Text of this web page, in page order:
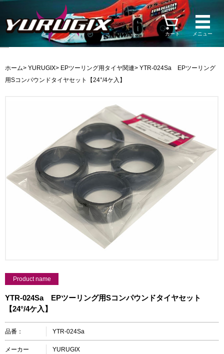
カート メニュー
ホーム> YURUGIX> EPツーリング用タイヤ関連> YTR-024Sa EPツーリング
用Sコンパウンドタイヤセット【24°/4ケ入】
Product name
YTR-024Sa EPツーリング用Sコンパウンドタイヤセット
【24°/4ケ入】
品番： YTR-024Sa
メーカー YURUGIX